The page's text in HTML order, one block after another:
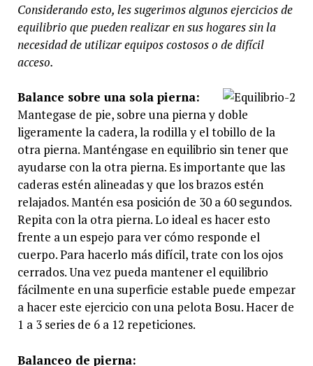
Considerando esto, les sugerimos algunos ejercicios de
equilibrio que pueden realizar en sus hogares sin la
necesidad de utilizar equipos costosos o de difícil
acceso.
Balance sobre una sola pierna:
Mantegase de pie, sobre una pierna y doble
ligeramente la cadera, la rodilla y el tobillo de la
otra pierna. Manténgase en equilibrio sin tener que
ayudarse con la otra pierna. Es importante que las
caderas estén alineadas y que los brazos estén
relajados. Mantén esa posición de 30 a 60 segundos.
Repita con la otra pierna. Lo ideal es hacer esto
frente a un espejo para ver cómo responde el
cuerpo. Para hacerlo más difícil, trate con los ojos
cerrados. Una vez pueda mantener el equilibrio
fácilmente en una superficie estable puede empezar
a hacer este ejercicio con una pelota Bosu. Hacer de
1 a 3 series de 6 a 12 repeticiones.
Balanceo de pierna: